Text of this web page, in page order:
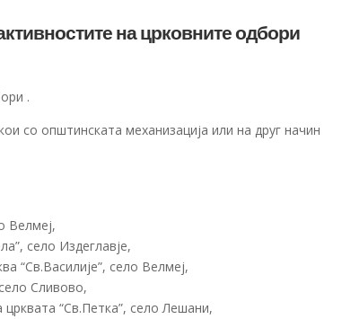
на црковните одбори
.
со општинската механизација или на друг начин
Велмеј,
село Издеглавје,
“Св.Василије”, село Велмеј,
Сливово,
“Св.Петка”, село Лешани,